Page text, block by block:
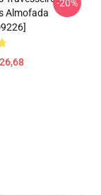
Almofada
-20%